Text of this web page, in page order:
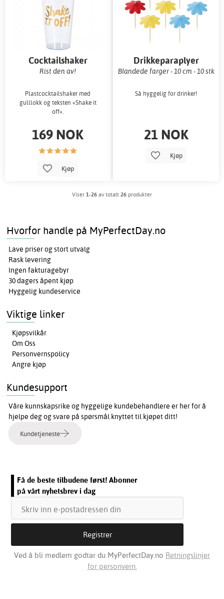
Cocktailshaker
Rist den av!
Plastcocktailshaker med
gulllokk og teksten «Shake it
off».
169 NOK
Kjøp
Drikkeparaplyer
Blandede farger - 10 cm - 10 stk
Så hyggelig for drinker!
21 NOK
Kjøp
Viser 1-26 av totalt 26 produkter
Hvorfor handle på MyPerfectDay.no
Lave priser og stort utvalg
Rask levering
Ingen fakturagebyr
30 dagers åpent kjøp
Hyggelig kundeservice
Viktige linker
Kjøpsvilkår
Om Oss
Personvernspolicy
Angre kjøp
Kundesupport
Våre kunnskapsrike og hyggelige kundebehandlere er her for å
hjelpe deg og svare på spørsmål knyttet til kjøpet ditt!
Kundetjeneste
Få de beste tilbudene først! Abonner
på vårt nyhetsbrev i dag
Ved å bli medlem godtar du MyPerfectDay.no Retningslinjer
for personvern.